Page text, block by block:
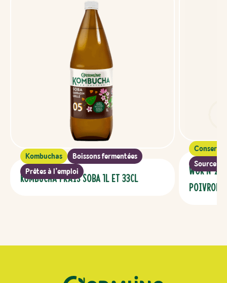
Kombuchas
Boissons fermentées
Prêtes à l’emploi
Kombucha FRAIS SOBA 1L ET 33CL
Conserves
Source
WOK
Poivrons